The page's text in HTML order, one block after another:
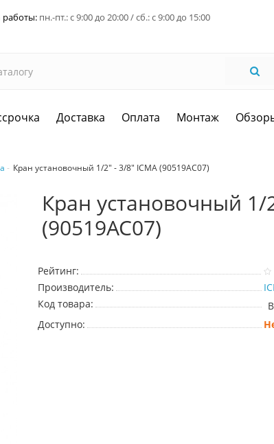
пн.-пт.: с 9:00 до 20:00 / сб.: с 9:00 до 15:00
Доставка Оплата Монтаж
Кран установочный 1/2" - 3/8" ICMA (90519AC07)
Кран установочный 1/
(90519AC07)
Рейтинг:
Производитель:
Код товара:
Доступно: